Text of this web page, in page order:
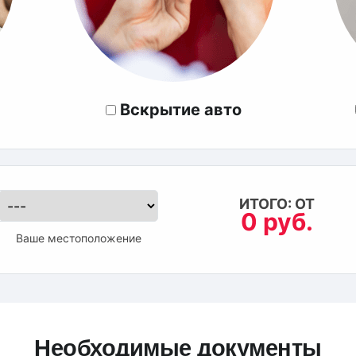
Вскрытие авто
Ваше местоположение
ИТОГО: ОТ
0 руб.
Необходимые документы